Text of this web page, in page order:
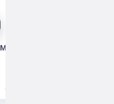
Manchon Winytube 35cm
183329